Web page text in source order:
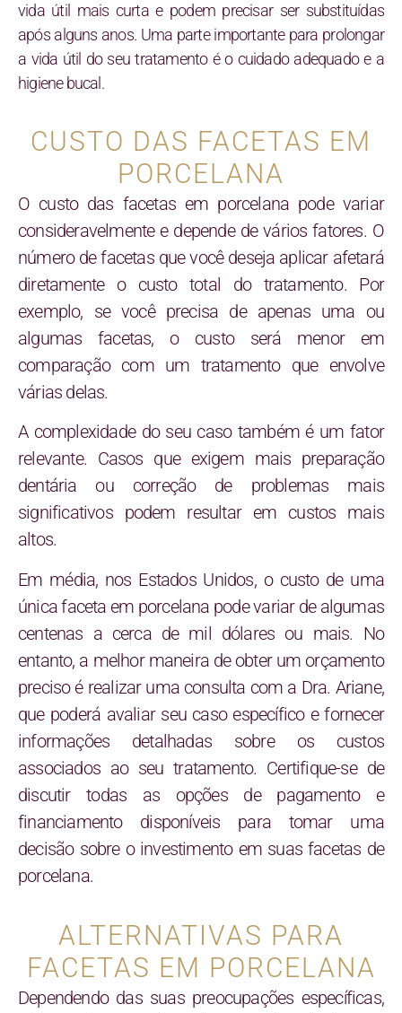
vida útil mais curta e podem precisar ser substituídas
após alguns anos. Uma parte importante para prolongar
a vida útil do seu tratamento é o cuidado adequado e a
higiene bucal.
CUSTO DAS FACETAS EM
PORCELANA
O custo das facetas em porcelana pode variar
consideravelmente e depende de vários fatores. O
número de facetas que você deseja aplicar afetará
diretamente o custo total do tratamento. Por
exemplo, se você precisa de apenas uma ou
algumas facetas, o custo será menor em
comparação com um tratamento que envolve
várias delas.
A complexidade do seu caso também é um fator
relevante. Casos que exigem mais preparação
dentária ou correção de problemas mais
significativos podem resultar em custos mais
altos.
Em média, nos Estados Unidos, o custo de uma
única faceta em porcelana pode variar de algumas
centenas a cerca de mil dólares ou mais. No
entanto, a melhor maneira de obter um orçamento
preciso é realizar uma consulta com a Dra. Ariane,
que poderá avaliar seu caso específico e fornecer
informações detalhadas sobre os custos
associados ao seu tratamento. Certifique-se de
discutir todas as opções de pagamento e
financiamento disponíveis para tomar uma
decisão sobre o investimento em suas facetas de
porcelana.
ALTERNATIVAS PARA
FACETAS EM PORCELANA
Dependendo das suas preocupações específicas,